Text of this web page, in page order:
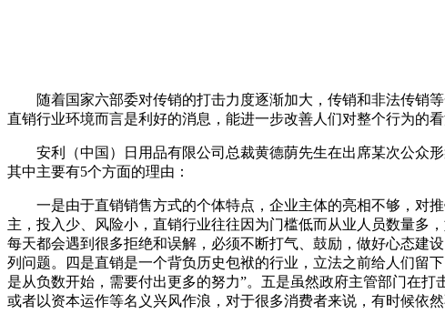
随着国家六部委对传销的打击力度逐渐加大，传销和非法传销等
直销行业环境而言是利好的消息，能进一步改善人们对整个行为的
安利（中国）日用品有限公司总裁黄德荫先生在出席某次公众形
其中主要有5个方面的理由：
一是由于直销销售方式的个体特点，企业主体的亮相不够，对推
主，投入少、风险小，直销行业往往因为门槛低而从业人员数量多
每天都会遇到很多拒绝和误解，必须不断打气、鼓励，做好心态建
列问题。四是直销是一个背负历史包袱的行业，立法之前给人们留
是从负数开始，需要付出更多的努力”。五是虽然政府主管部门在
或者以资本运作等名义兴风作浪，对于很多消费者来说，有时候依